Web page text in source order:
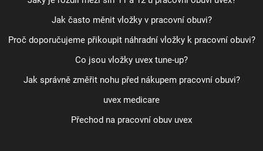
Jak často měnit vložky v pracovní obuvi?
Proč doporučujeme přikoupit náhradní vložky k pracovní obuvi?
Co jsou vložky uvex tune-up?
Jak správně změřit nohu před nákupem pracovní obuvi?
uvex medicare
Přechod na pracovní obuv uvex